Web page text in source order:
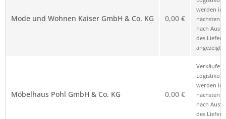
Mode und Wohnen Kaiser GmbH & Co. KG 0,00 €
werden im
nächsten
nach
des
angezeigt.
Möbelhaus Pohl GmbH & Co. KG 0,00 €
Verkäufer
werden im
nächsten
nach
des